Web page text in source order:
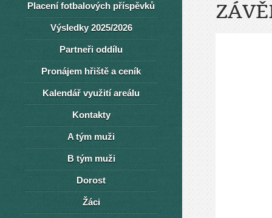
Placení fotbalových příspěvků
Výsledky 2025/2026
Partneři oddílu
Pronájem hřiště a ceník
Kalendář využití areálu
Kontakty
A tým muži
B tým muži
Dorost
Žáci